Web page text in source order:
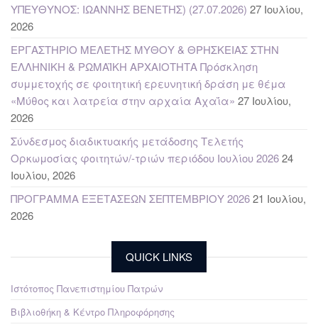
ΥΠΕΥΘΥΝΟΣ: ΙΩΑΝΝΗΣ ΒΕΝΕΤΗΣ) (27.07.2026) 27 Ιουλίου,
2026
ΕΡΓΑΣΤΗΡΙΟ ΜΕΛΕΤΗΣ ΜΥΘΟΥ & ΘΡΗΣΚΕΙΑΣ ΣΤΗΝ
ΕΛΛΗΝΙΚΗ & ΡΩΜΑΪΚΗ ΑΡΧΑΙΟΤΗΤΑ Πρόσκληση
συμμετοχής σε φοιτητική ερευνητική δράση με θέμα
«Μύθος και λατρεία στην αρχαία Αχαΐα» 27 Ιουλίου,
2026
Σύνδεσμος διαδικτυακής μετάδοσης Τελετής
Ορκωμοσίας φοιτητών/-τριών περιόδου Ιουλίου 202624
Ιουλίου, 2026
ΠΡΟΓΡΑΜΜΑ ΕΞΕΤΑΣΕΩΝ ΣΕΠΤΕΜΒΡΙΟΥ 202621 Ιουλίου,
2026
QUICK LINKS
Ιστότοπος Πανεπιστημίου Πατρών
Βιβλιοθήκη & Κέντρο Πληροφόρησης